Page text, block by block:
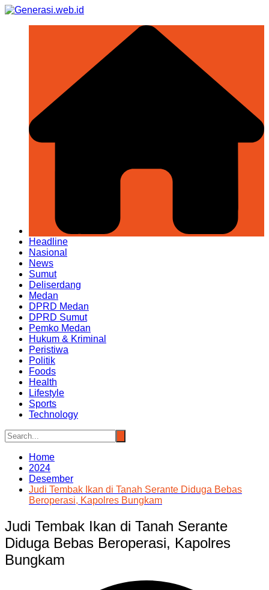
Skip
Headline
Nasional
News
Sumut
Deliserdang
Medan
DPRD Medan
DPRD Sumut
Pemko Medan
Hukum & Kriminal
Peristiwa
Politik
Foods
Health
Lifestyle
Sports
Technology
Home
2024
Desember
Judi Tembak Ikan di Tanah Serante Diduga Bebas
Beroperasi, Kapolres Bungkam
Judi Tembak Ikan di Tanah Serante
Diduga Bebas Beroperasi, Kapolres
Bungkam